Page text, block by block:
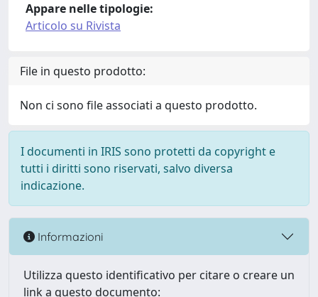
Appare nelle tipologie:
Articolo su Rivista
File in questo prodotto:
Non ci sono file associati a questo prodotto.
I documenti in IRIS sono protetti da copyright e
tutti i diritti sono riservati, salvo diversa
indicazione.
Informazioni
Utilizza questo identificativo per citare o creare un
link a questo documento: